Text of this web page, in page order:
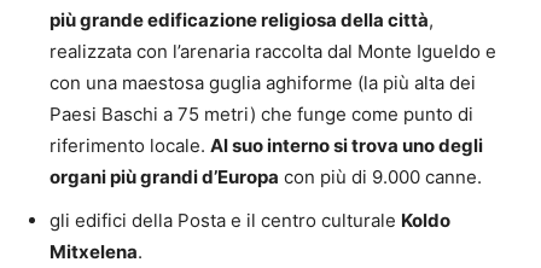
più grande edificazione religiosa della città,
realizzata con l’arenaria raccolta dal Monte Igueldo e
con una maestosa guglia aghiforme (la più alta dei
Paesi Baschi a 75 metri) che funge come punto di
riferimento locale. Al suo interno si trova uno degli
organi più grandi d’Europa con più di 9.000 canne.
gli edifici della Posta e il centro culturale Koldo
Mitxelena.